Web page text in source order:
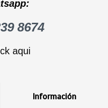
8674
aqui
Información